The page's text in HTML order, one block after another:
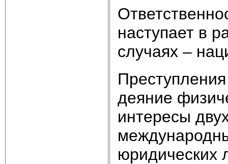
наступает в
случаях –
деяние
интересы
юридических